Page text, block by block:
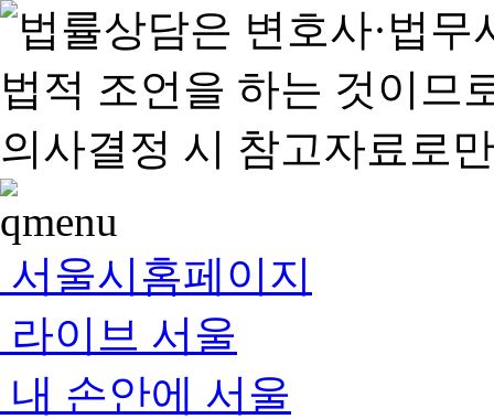
서울시홈페이지
라이브 서울
내 손안에 서울